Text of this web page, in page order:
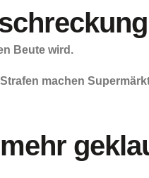
Beute wird.
machen